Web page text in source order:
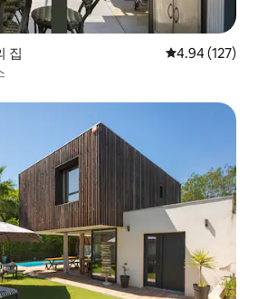
집 평점 4.94점(5
4.94 (127)